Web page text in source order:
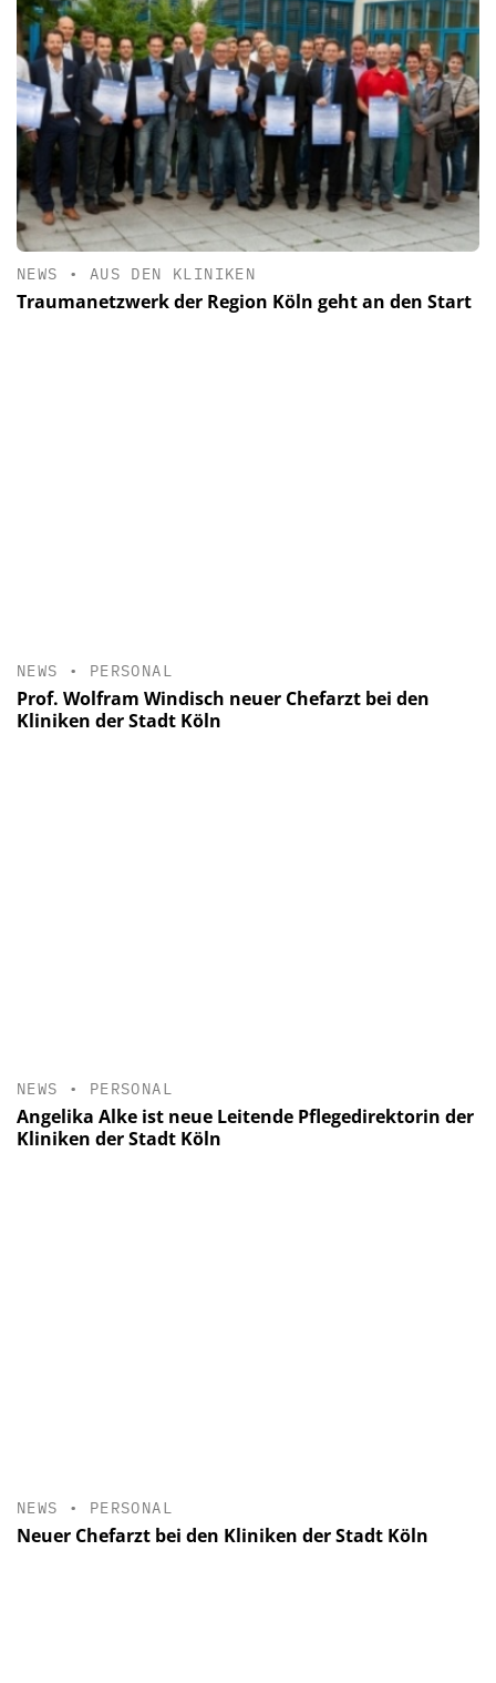
NEWS • AUS DEN KLINIKEN
Traumanetzwerk der Region Köln geht an den Start
NEWS • PERSONAL
Prof. Wolfram Windisch neuer Chefarzt bei den
Kliniken der Stadt Köln
NEWS • PERSONAL
Angelika Alke ist neue Leitende Pflegedirektorin der
Kliniken der Stadt Köln
NEWS • PERSONAL
Neuer Chefarzt bei den Kliniken der Stadt Köln